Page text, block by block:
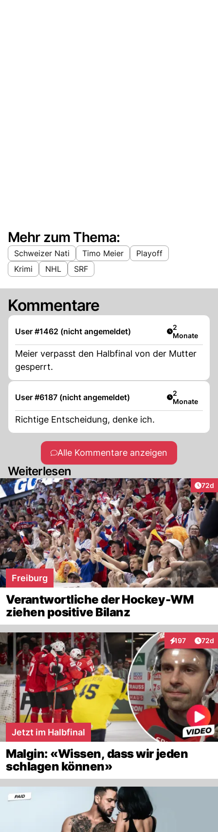
Mehr zum Thema:
Schweizer Nati Timo Meier
Playoff
Krimi
NHL SRF
Kommentare
User #1462 (nicht angemeldet) Artikel
2
Monate
Meier verpasst den Halbfinal von der Mutter
gesperrt.
User #6187 (nicht angemeldet) Artikel
2
Monate
Richtige Entscheidung, denke ich.
Alle Kommentare anzeigen
Weiterlesen
72d
Freiburg
Verantwortliche der Hockey-WM
ziehen positive Bilanz
197
Interaktionen
72d
Jetzt im Halbfinal
Malgin: «Wissen, dass wir jeden
schlagen können»